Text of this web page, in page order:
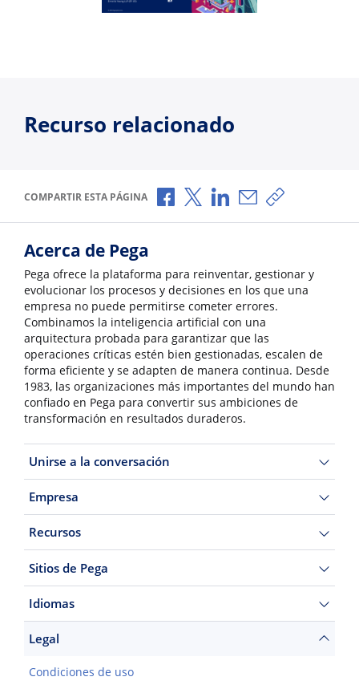
Recurso relacionado
COMPARTIR ESTA PÁGINA Compartir a través de Facebook
Compartir a través de X
Compartir a través de
Compartir por
Copiar
Acerca de Pega
Pega ofrece la plataforma para reinventar, gestionar y
evolucionar los procesos y decisiones en los que una
empresa no puede permitirse cometer errores.
Combinamos la inteligencia artificial con una
arquitectura probada para garantizar que las
operaciones críticas estén bien gestionadas, escalen de
forma eficiente y se adapten de manera continua. Desde
1983, las organizaciones más importantes del mundo han
confiado en Pega para convertir sus ambiciones de
transformación en resultados duraderos.
Unirse a la conversación
Empresa
Recursos
Sitios de Pega
Idiomas
Legal
Condiciones de uso